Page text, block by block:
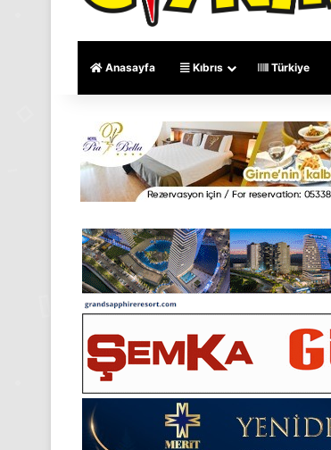
Anasayfa Kıbrıs Türkiye